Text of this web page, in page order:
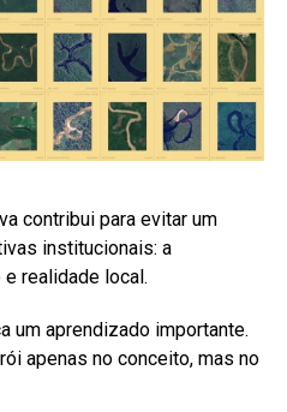
contribui para evitar um
institucionais: a
realidade local.
um aprendizado importante.
apenas no conceito, mas no